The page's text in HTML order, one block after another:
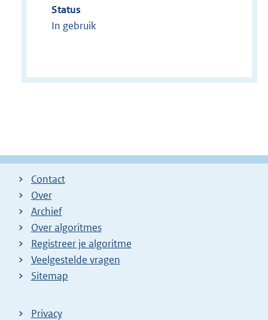
Status
In gebruik
Contact
Over
Archief
Over algoritmes
Registreer je algoritme
Veelgestelde vragen
Sitemap
Privacy